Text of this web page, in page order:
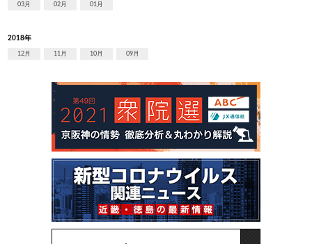
03月 02月 01月
2018年
12月 11月 10月 09月